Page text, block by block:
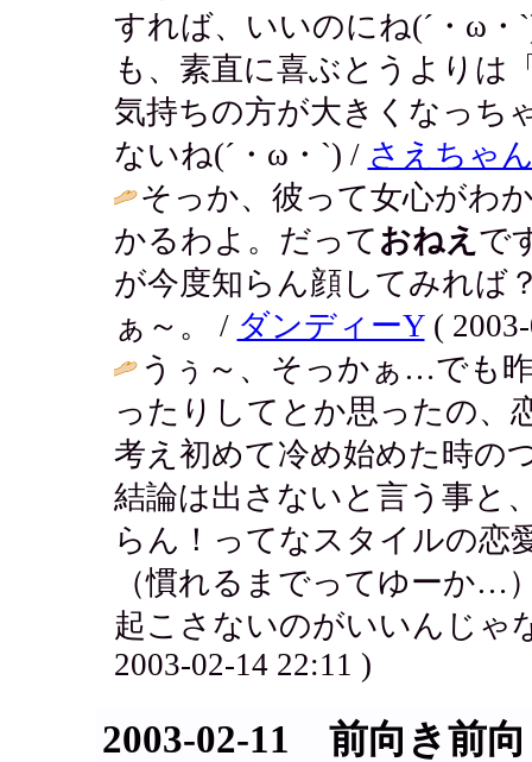
すれば、いいのにね(´・ω
も、素直に喜ぶとうよりは
気持ちの方が大きくなっち
ないね(´・ω・`) / さえちゃ
そっか、彼って女心がわ
かるわよ。だって おねえ で
が今度知らん顔してみれば
ぁ～。 / ダンディーY( 2003-
うぅ～、そっかぁ…でも
ったりしてとか思ったの、
考え初めて冷め始めた時の
結論は出さないと言う事と
らん！ってなスタイルの恋
（慣れるまでってゆーか…
起こさないのがいいんじ
2003-02-14 22:11 )
2003-02-11 前向き前